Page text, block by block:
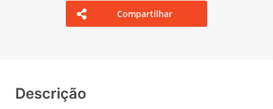
Compartilhar
Descrição